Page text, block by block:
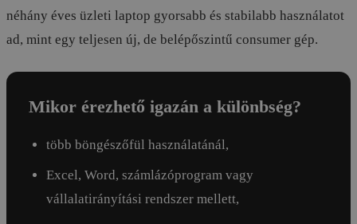
néhány éves üzleti laptop gyorsabb és stabilabb használatot
ad, mint egy teljesen új, de belépőszintű consumer gép.
Mikor érezhető igazán a különbség?
több böngészőfül használatánál,
Excel, Word, számlázóprogram vagy
vállalatirányítási rendszer mellett,